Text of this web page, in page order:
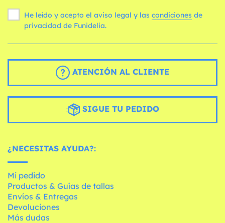
He leído y acepto el aviso legal y las condiciones
privacidad de Funidelia.
ATENCIÓN AL CLIENTE
SIGUE TU PEDIDO
¿NECESITAS AYUDA?:
Mi pedido
Productos & Guías de tallas
Envíos & Entregas
Devoluciones
Más dudas